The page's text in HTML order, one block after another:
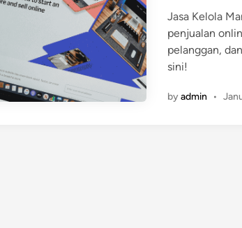
d
i
n
Jasa Kelola
penjualan
pelanggan,
sini!
byadmin •